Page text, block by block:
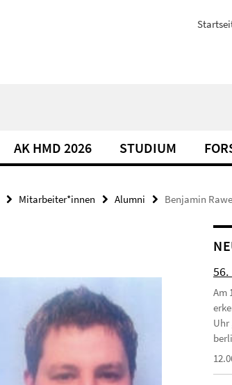
AK HMD 2026 STUDIUM
Mitarbeiter*innen Alumni Benjamin Rawe
56.
Am